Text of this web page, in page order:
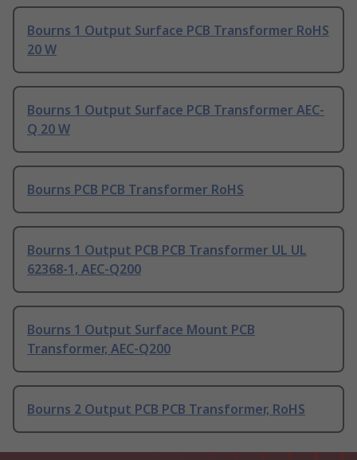
Bourns 1 Output Surface PCB Transformer RoHS
20 W
Bourns 1 Output Surface PCB Transformer AEC-
Q 20 W
Bourns PCB PCB Transformer RoHS
Bourns 1 Output PCB PCB Transformer UL UL
62368-1, AEC-Q200
Bourns 1 Output Surface Mount PCB
Transformer, AEC-Q200
Bourns 2 Output PCB PCB Transformer, RoHS